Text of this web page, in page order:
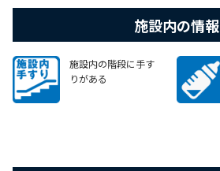
施設内の情報
施設内の階段に手す
りがある